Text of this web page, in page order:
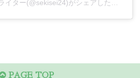
PAGE TOP